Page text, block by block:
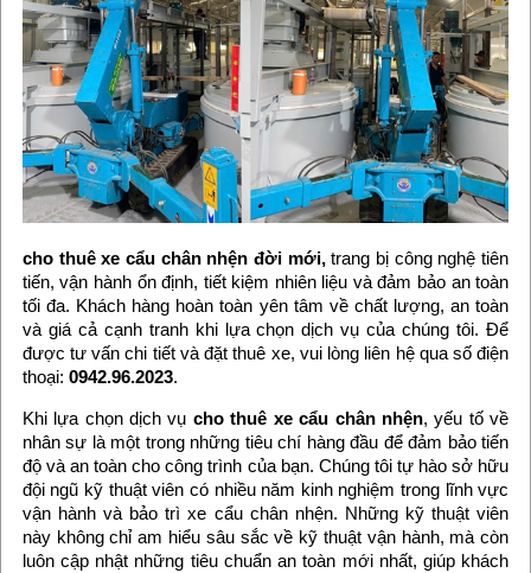
cho thuê xe cẩu chân nhện đời mới,trang bị công nghệ tiên
tiến, vận hành ổn định, tiết kiệm nhiên liệu và đảm bảo an toàn
tối đa. Khách hàng hoàn toàn yên tâm về chất lượng, an toàn
và giá cả cạnh tranh khi lựa chọn dịch vụ của chúng tôi. Để
được tư vấn chi tiết và đặt thuê xe, vui lòng liên hệ qua số điện
thoại: 0942.96.2023.
Khi lựa chọn dịch vụ cho thuê xe cẩu chân nhện, yếu tố về
nhân sự là một trong những tiêu chí hàng đầu để đảm bảo tiến
độ và an toàn cho công trình của bạn. Chúng tôi tự hào sở hữu
đội ngũ kỹ thuật viên có nhiều năm kinh nghiệm trong lĩnh vực
vận hành và bảo trì xe cẩu chân nhện. Những kỹ thuật viên
này không chỉ am hiểu sâu sắc về kỹ thuật vận hành, mà còn
luôn cập nhật những tiêu chuẩn an toàn mới nhất, giúp khách